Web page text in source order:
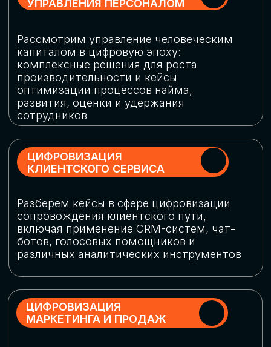
СКАЧАТЬ
ПРОГРАММУ
КОНФЕРЕНЦИИ
Оставьте заявку, мы направим вам
программу конференции
СКАЧАТЬ ПРОГРАММУ
СПИКЕРЫ
СТАТЬ СПИКЕРОМ
В конференции участвовали более 120 спикеров